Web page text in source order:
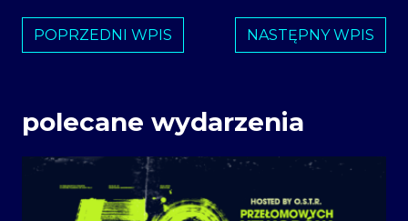
POPRZEDNI WPIS NASTĘPNY WPIS
polecane wydarzenia